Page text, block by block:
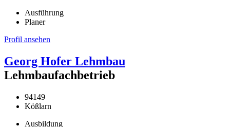
Ausführung
Planer
Profil ansehen
Georg Hofer Lehmbau
Lehmbaufachbetrieb
94149
Kößlarn
Ausbildung